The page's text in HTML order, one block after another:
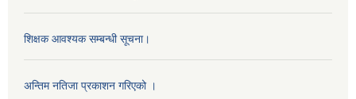
शिक्षक आवश्यक सम्बन्धी सूचना।
अन्तिम नतिजा प्रकाशन गरिएको ।